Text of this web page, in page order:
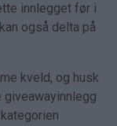
innlegget før i
også delta på
kveld, og husk